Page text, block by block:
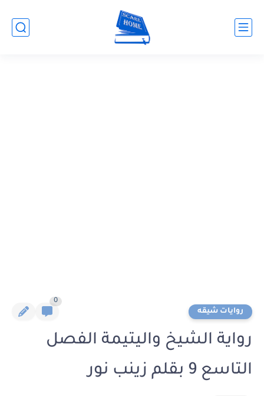
روايات شيقه
0
رواية الشيخ واليتيمة الفصل
التاسع 9 بقلم زينب نور